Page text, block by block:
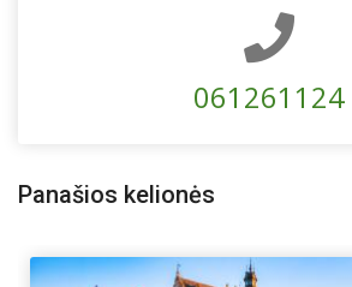
061261124
Panašios kelionės